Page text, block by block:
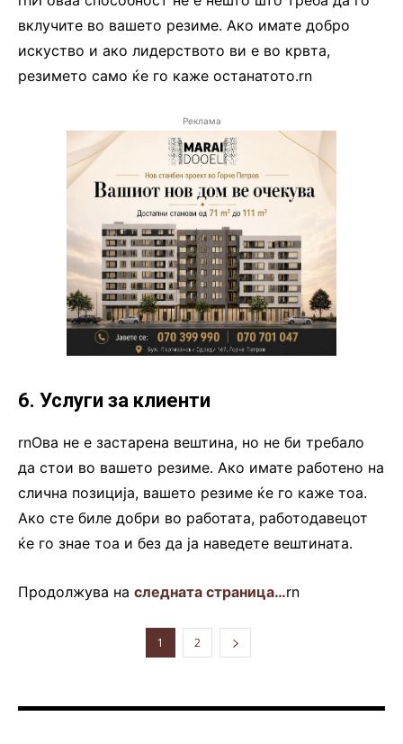
вклучите во вашето резиме. Ако имате добро
искуство и ако лидерството ви е во крвта,
резимето само ќе го каже останатото.rn
Реклама
6. Услуги за клиенти
rnОва не е застарена вештина, но не би требало
да стои во вашето резиме. Ако имате работено на
слична позиција, вашето резиме ќе го каже тоа.
Ако сте биле добри во работата, работодавецот
ќе го знае тоа и без да ја наведете вештината.
Продолжува на следната страница…rn
1 2